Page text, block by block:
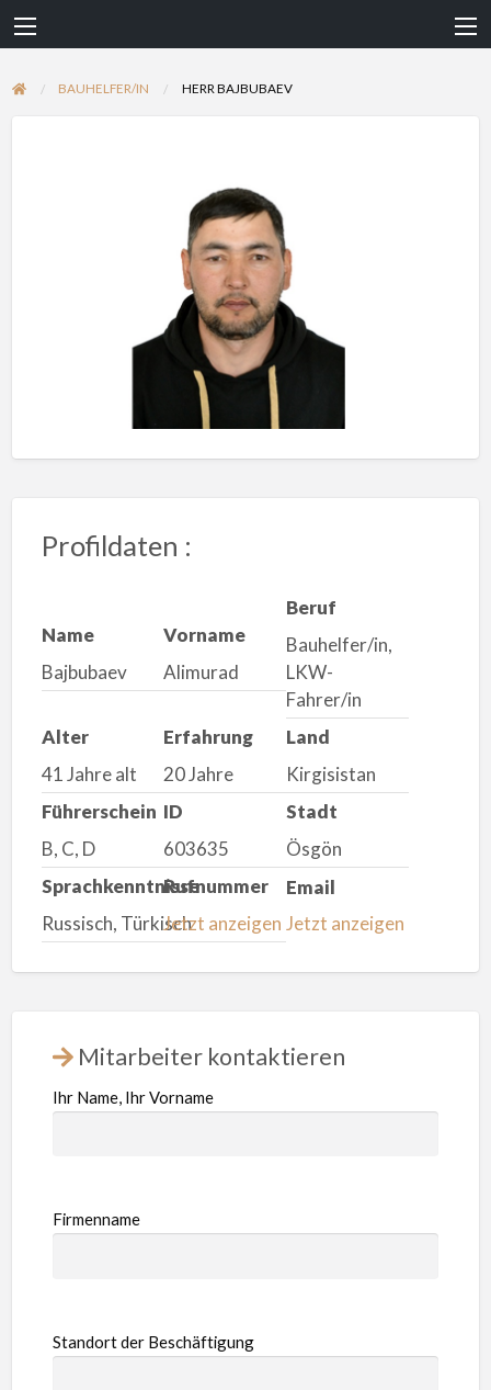
BAUHELFER/IN HERR BAJBUBAEV
Profildaten :
Name
Bajbubaev
Vorname
Alimurad
Beruf
Bauhelfer/in,
LKW-
Fahrer/in
Alter
41 Jahre alt
Erfahrung
20 Jahre
Land
Kirgisistan
Führerschein
B, C, D
ID
603635
Stadt
Ösgön
Sprachkenntnisse
Russisch, Türkisch
Rufnummer
Jetzt anzeigen
Email
Jetzt anzeigen
Mitarbeiter kontaktieren
Ihr Name, Ihr Vorname
Firmenname
Standort der Beschäftigung